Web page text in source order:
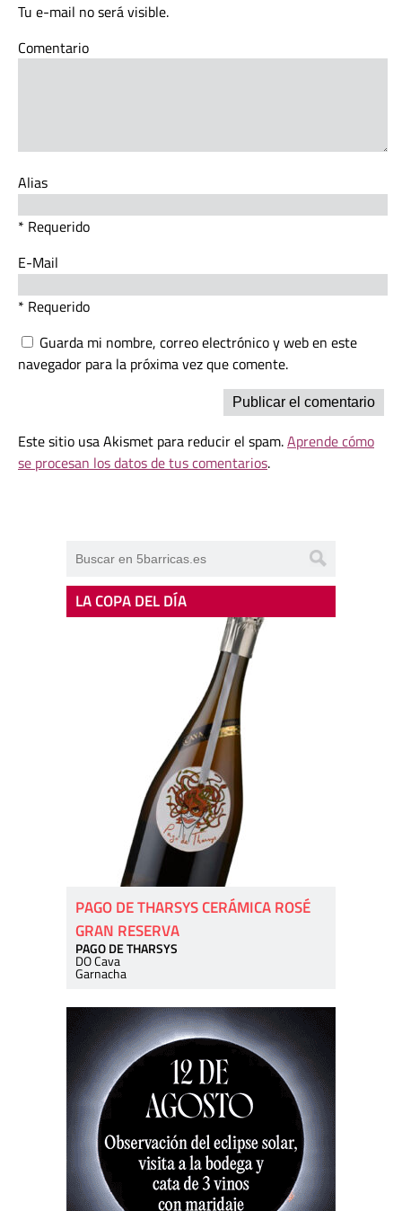
Tu e-mail no será visible.
Comentario
Alias
* Requerido
E-Mail
* Requerido
Guarda mi nombre, correo electrónico y web en este
navegador para la próxima vez que comente.
Este sitio usa Akismet para reducir el spam.Aprende cómo
se procesan los datos de tus comentarios.
LA COPA DEL DÍA
PAGO DE THARSYS CERÁMICA ROSÉ
GRAN RESERVA
PAGO DE THARSYS
DO Cava
Garnacha